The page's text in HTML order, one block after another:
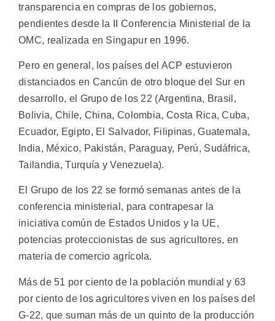
transparencia en compras de los gobiernos,
pendientes desde la II Conferencia Ministerial de la
OMC, realizada en Singapur en 1996.
Pero en general, los países del ACP estuvieron
distanciados en Cancún de otro bloque del Sur en
desarrollo, el Grupo de los 22 (Argentina, Brasil,
Bolivia, Chile, China, Colombia, Costa Rica, Cuba,
Ecuador, Egipto, El Salvador, Filipinas, Guatemala,
India, México, Pakistán, Paraguay, Perú, Sudáfrica,
Tailandia, Turquía y Venezuela).
El Grupo de los 22 se formó semanas antes de la
conferencia ministerial, para contrapesar la
iniciativa común de Estados Unidos y la UE,
potencias proteccionistas de sus agricultores, en
materia de comercio agrícola.
Más de 51 por ciento de la población mundial y 63
por ciento de los agricultores viven en los países del
G-22, que suman más de un quinto de la producción